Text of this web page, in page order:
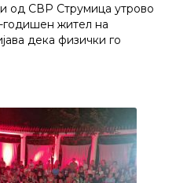
од СВР Струмица утрово
жител на
дека физички го